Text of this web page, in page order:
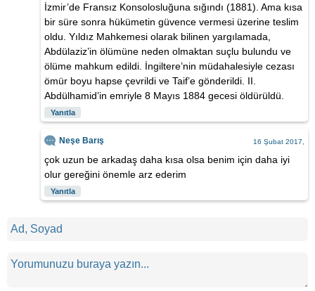
İzmir’de Fransız Konsolosluğuna sığındı (1881). Ama kısa
bir süre sonra hükümetin güvence vermesi üzerine teslim
oldu. Yıldız Mahkemesi olarak bilinen yargılamada,
Abdülaziz’in ölümüne neden olmaktan suçlu bulundu ve
ölüme mahkum edildi. İngiltere’nin müdahalesiyle cezası
ömür boyu hapse çevrildi ve Taif’e gönderildi. II.
Abdülhamid’in emriyle 8 Mayıs 1884 gecesi öldürüldü.
Yanıtla
Neşe Barış 16 Şubat 2017,
çok uzun be arkadaş daha kısa olsa benim için daha iyi
olur gereğini önemle arz ederim
Yanıtla